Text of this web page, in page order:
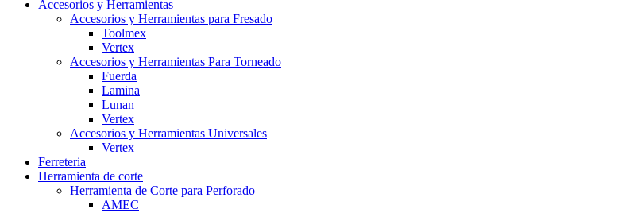
Accesorios y Herramientas
Accesorios y Herramientas para Fresado
Toolmex
Vertex
Accesorios y Herramientas Para Torneado
Fuerda
Lamina
Lunan
Vertex
Accesorios y Herramientas Universales
Vertex
Ferreteria
Herramienta de corte
Herramienta de Corte para Perforado
AMEC